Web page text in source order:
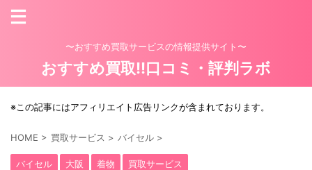
〜おすすめ買取サービスの情報提供サイト〜
おすすめ買取!!口コミ・評判ラボ
※この記事にはアフィリエイト広告リンクが含まれております。
HOME > 買取サービス > バイセル >
バイセル 大阪 着物 買取サービス